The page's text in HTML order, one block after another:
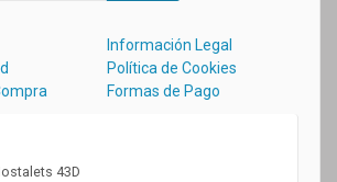
Información Legal
Política de Cookies
Formas de Pago
43D